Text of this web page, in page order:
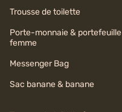
Trousse de toilette
Porte-monnaie & portefeuille
femme
Messenger Bag
Sac banane & banane